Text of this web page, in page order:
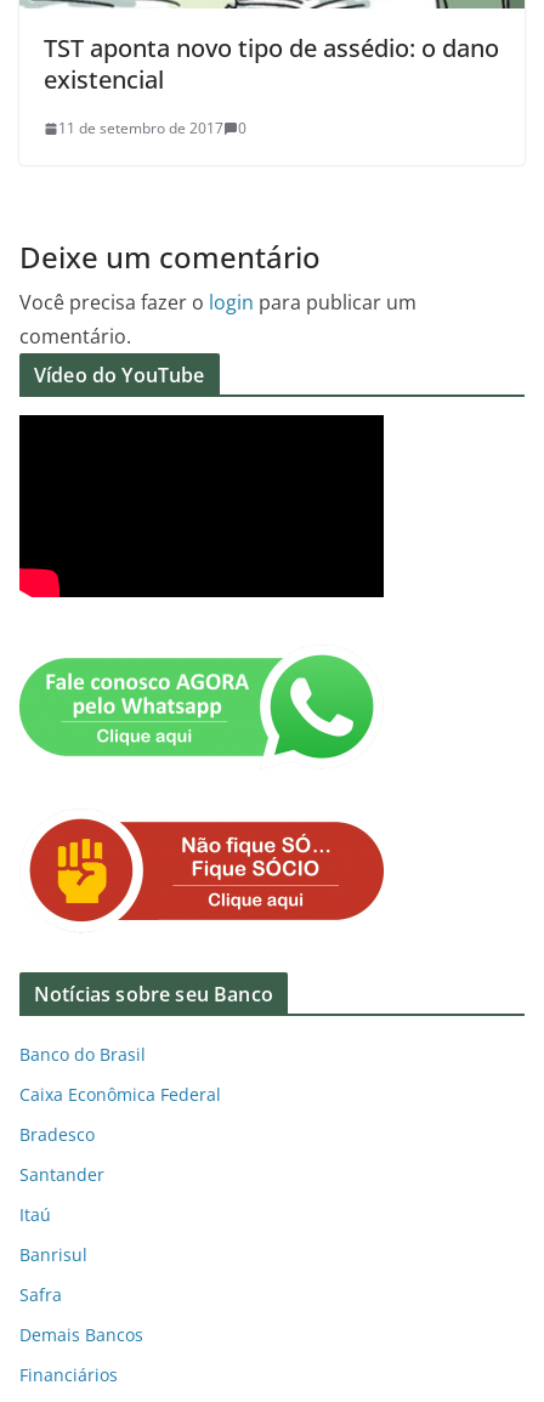
TST aponta novo tipo de assédio: o dano
existencial
11 de setembro de 2017 0
Deixe um comentário
Você precisa fazer o login para publicar um
comentário.
Vídeo do YouTube
Notícias sobre seu Banco
Banco do Brasil
Caixa Econômica Federal
Bradesco
Santander
Itaú
Banrisul
Safra
Demais Bancos
Financiários